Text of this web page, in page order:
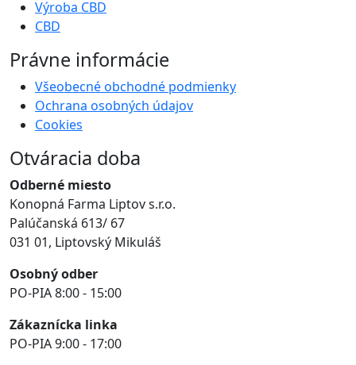
Výroba CBD
CBD
Právne informácie
Všeobecné obchodné podmienky
Ochrana osobných údajov
Cookies
Otváracia doba
Odberné miesto
Konopná Farma Liptov s.r.o.
Palúčanská 613/ 67
031 01, Liptovský Mikuláš
Osobný odber
PO-PIA 8:00 - 15:00
Zákaznícka linka
PO-PIA 9:00 - 17:00